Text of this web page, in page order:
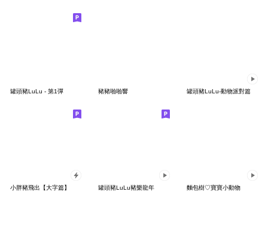
罐頭豬LuLu - 第1彈 豬豬啪啪響 罐頭豬LuLu-動物派對篇
小胖豬飛出【大字篇】 罐頭豬LuLu豬樂龍年 麵包樹♡寶寶小動物